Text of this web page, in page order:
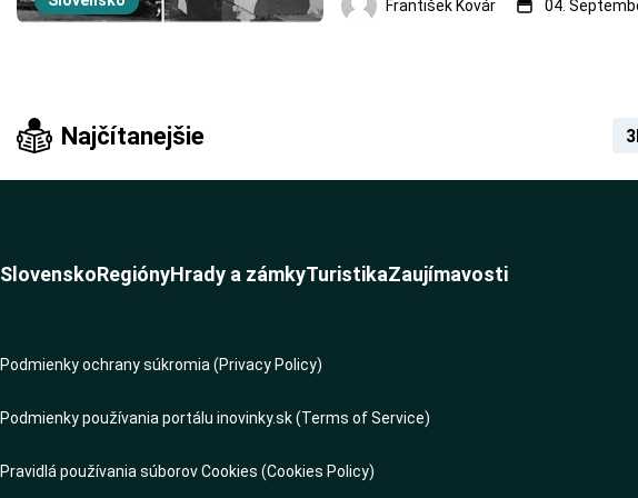
na stavbu pancierových vlakov bol
František Kovár 04.
Najčítanejšie
SlovenskoRegiónyHrady a zámkyTuristikaZaujímavosti
Podmienky ochrany súkromia (Privacy Policy)
Podmienky používania portálu inovinky.sk (Terms of Service)
Pravidlá používania súborov Cookies (Cookies Policy)